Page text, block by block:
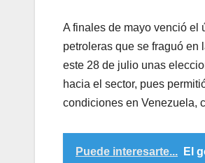
A finales de mayo venció el
petroleras que se fraguó en
este 28 de julio unas
hacia el sector, pues
condiciones en Venezuela,
Puede interesarte...
El